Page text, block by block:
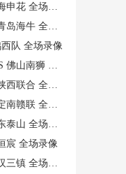
全场录像
牛 全场录像
队 全场录像
全场录像
合 全场录像
联 全场录像
全场录像
宸 全场录像
全场录像